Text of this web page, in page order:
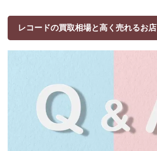
レコードの買取相場と高く売れるお店